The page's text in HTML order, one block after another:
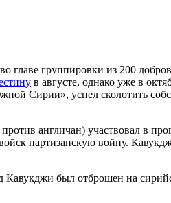
главе группировки из 200
в августе, однако уже в
Сирии», успел сколотить
англичан) участвовал в
партизанскую войну.
Кавукджи был отброшен на